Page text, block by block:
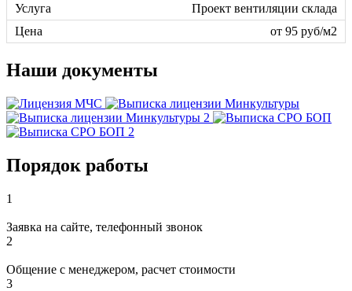
Проект вентиляции склада
от 95 руб/м2
Наши документы
Порядок работы
1
Заявка на сайте, телефонный звонок
2
Общение с менеджером, расчет стоимости
3